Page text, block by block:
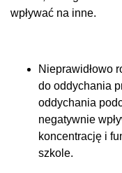
wpływać na inne.
Nieprawidłowo
do oddychania
oddychania
negatywnie
koncentrację i
szkole.